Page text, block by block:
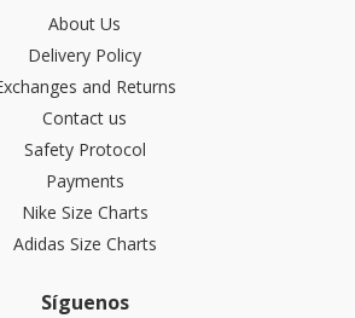
About Us
Delivery Policy
and Returns
Contact us
Safety Protocol
Payments
Nike Size Charts
Adidas Size Charts
Síguenos